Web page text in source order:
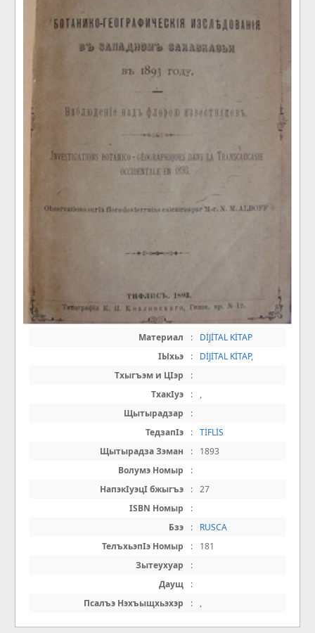
Материал :
DİJİTAL KİTAP
IЫхьэ
: DİJİTAL KİTAP,
Тхыгъэм и ЦIэр
:
ТхакIуэ
: ,
Щытырадзар
:
ТедзапIэ
: TİFLİS
Щытырадза Зэман
:
1893
Волумэ Номыр
:
НапэкIуэцI бжыгъэ
: 27
ISBN Номыр
:
Бзэ
:
RUSCA
ТелъхьэпIэ Номыр
:
181
Зытеухуар
:
Даущ
:
Псалъэ Нэхъыщхьэхэр
: ,